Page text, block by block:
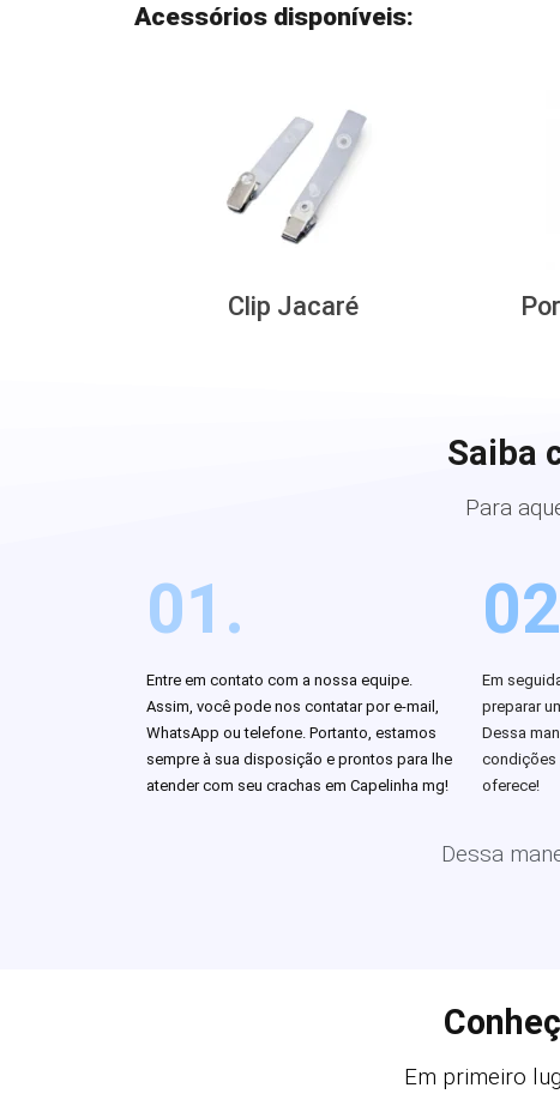
Acessórios disponíveis:
Clip Jacaré
Saiba
Para
01.
Entre em contato com a nossa equipe.
Assim, você pode nos contatar por e-mail,
WhatsApp ou telefone. Portanto, estamos
sempre à sua disposição e prontos para lhe
atender com seu crachas em Capelinha mg!
Em
preparar
Dessa
condições
oferece!
Dessa
Em primeiro